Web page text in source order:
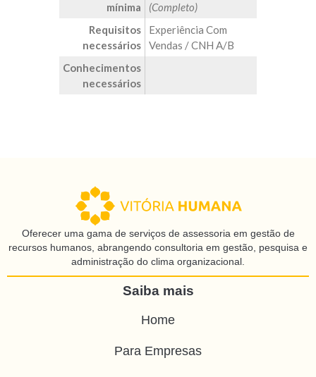
mínima
(Completo)
Requisitos
necessários
Experiência Com
Vendas / CNH A/B
Conhecimentos
necessários
Oferecer uma gama de serviços de assessoria em gestão de
recursos humanos, abrangendo consultoria em gestão, pesquisa e
administração do clima organizacional.
Saiba mais
Home
Para Empresas